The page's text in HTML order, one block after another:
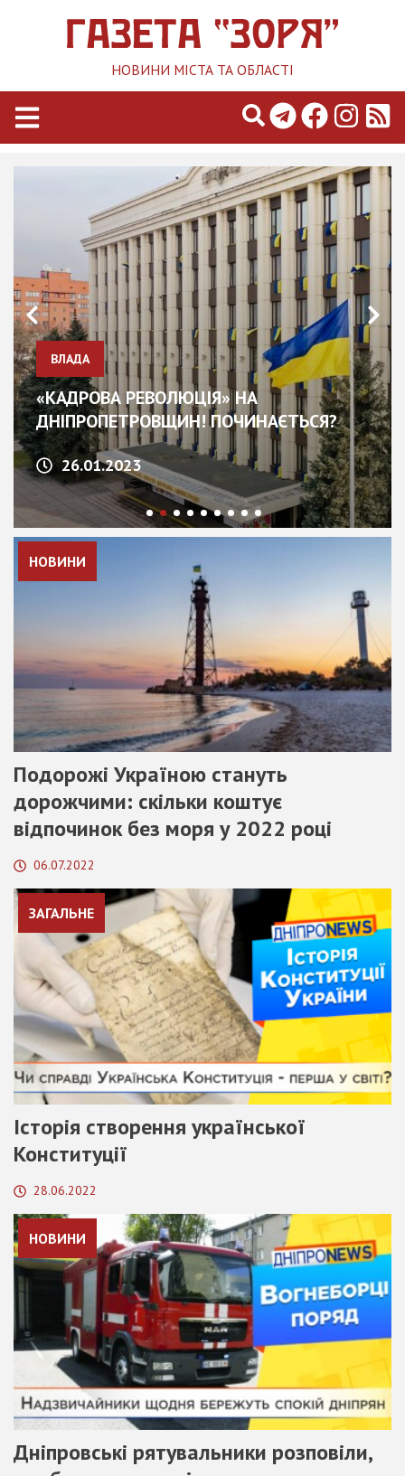
НОВИНИ МІСТА ТА ОБЛАСТІ
ВЛАДА
«КАДРОВА РЕВОЛЮЦІЯ» НА
ДНІПРОПЕТРОВЩИН! ПОЧИНАЄТЬСЯ?
26.01.2023
НОВИНИ
Подорожі Україною стануть
дорожчими: скільки коштує
відпочинок без моря у 2022 році
06.07.2022
ЗАГАЛЬНЕ
Історія створення української
Конституції
28.06.2022
НОВИНИ
Дніпровські рятувальники розповіли,